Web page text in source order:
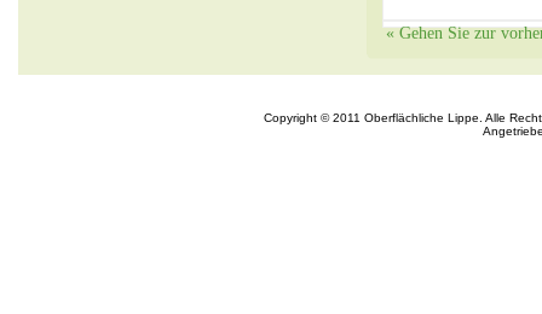
« Gehen Sie zur
Copyright © 2011 Oberflächliche Lippe. Alle